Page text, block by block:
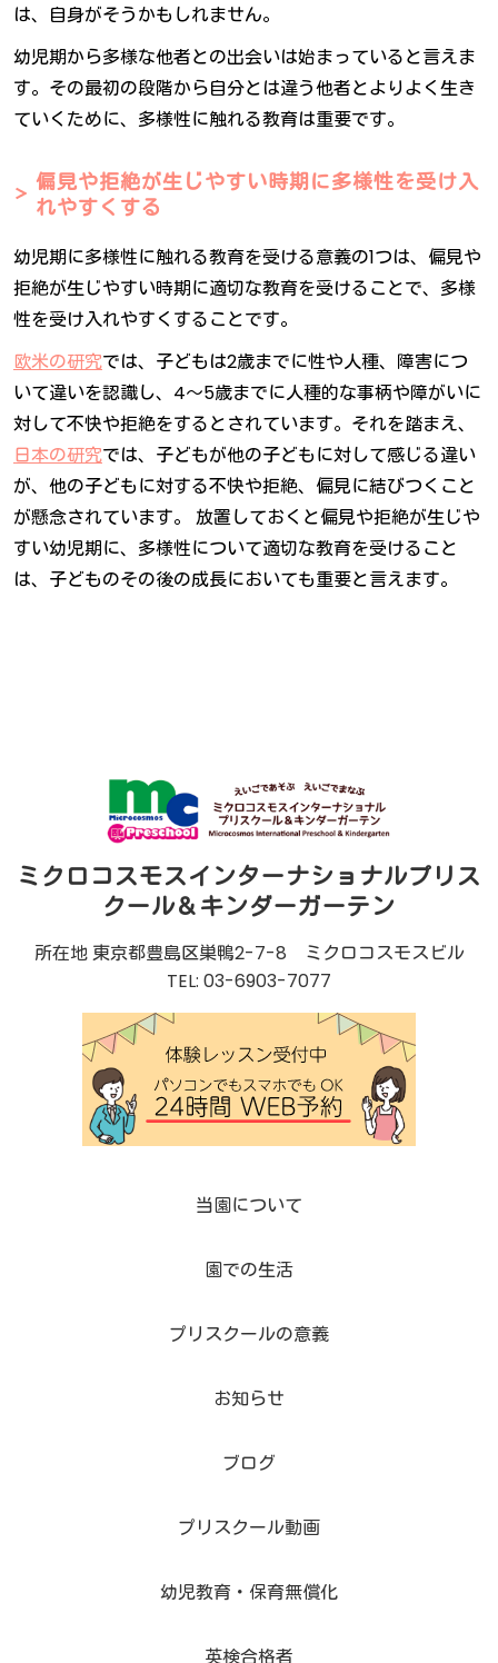
は、自身がそうかもしれません。
幼児期から多様な他者との出会いは始まっていると言えま
す。その最初の段階から自分とは違う他者とよりよく生き
ていくために、多様性に触れる教育は重要です。
偏見や拒絶が生じやすい時期に多様性を受け入
れやすくする
幼児期に多様性に触れる教育を受ける意義の1つは、偏見や
拒絶が生じやすい時期に適切な教育を受けることで、多様
性を受け入れやすくすることです。
欧米の研究では、子どもは2歳までに性や人種、障害につ
いて違いを認識し、4～5歳までに人種的な事柄や障がいに
対して不快や拒絶をするとされています。それを踏まえ、
日本の研究では、子どもが他の子どもに対して感じる違い
が、他の子どもに対する不快や拒絶、偏見に結びつくこと
が懸念されています。 放置しておくと偏見や拒絶が生じや
すい幼児期に、多様性について適切な教育を受けること
は、子どものその後の成長においても重要と言えます。
ミクロコスモスインターナショナルプリス
クール＆キンダーガーテン
所在地 東京都豊島区巣鴨2-7-8 ミクロコスモスビル
TEL: 03-6903-7077
当園について
園での生活
プリスクールの意義
お知らせ
ブログ
プリスクール動画
幼児教育・保育無償化
英検合格者